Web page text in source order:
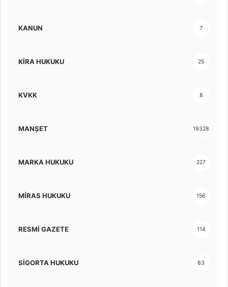
KANUN 7
KİRA HUKUKU 25
KVKK 8
MANŞET 19328
MARKA HUKUKU 227
MİRAS HUKUKU 156
RESMİ GAZETE 114
SİGORTA HUKUKU 83